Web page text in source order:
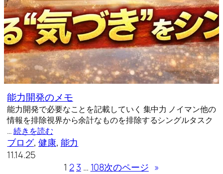
能力開発のメモ
能力開発で必要なことを記載していく 集中力 ノイマン他の
情報を排除視界から余計なものを排除するシングルタスク
…続きを読む
ブログ, 健康, 能力
11.14.25
1 23 … 108次のページ »